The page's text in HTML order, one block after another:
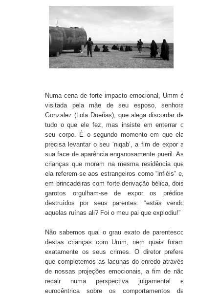
Numa cena de forte impacto emocional, Umm é
visitada pela mãe de seu esposo, senhora
Gonzalez (Lola Dueñas), que alega discordar de
tudo o que ele fez, mas insiste em enterrar o
seu corpo. É o segundo momento em que ela
precisa levantar o seu ‘niqab’, a fim de expor a
sua face de aparência enganosamente pueril. As
crianças que moram na mesma residência que
ela referem-se aos estrangeiros como “infiéis” e,
em brincadeiras com forte derivação bélica, dois
garotos orgulham-se de expor os prédios
destruídos por seus parentes: “estás vendo
aquelas ruínas ali? Foi o meu pai que explodiu!”
Não sabemos qual o grau exato de parentesco
destas crianças com Umm, nem quais foram
exatamente os seus crimes. O diretor prefere
que completemos as lacunas do enredo através
de nossas projeções emocionais, a fim de não
recair numa perspectiva julgamental e
eurocêntrica sobre os comportamentos da